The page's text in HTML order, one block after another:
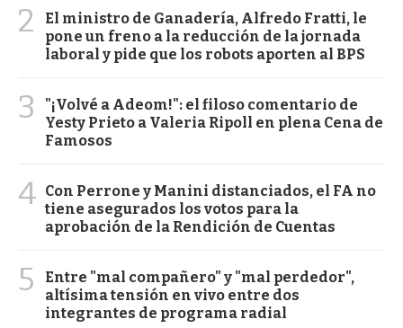
2
El ministro de Ganadería, Alfredo Fratti, le
pone un freno a la reducción de la jornada
laboral y pide que los robots aporten al BPS
3
"¡Volvé a Adeom!": el filoso comentario de
Yesty Prieto a Valeria Ripoll en plena Cena de
Famosos
4 Con Perrone y Manini distanciados, el FA no
tiene asegurados los votos para la
aprobación de la Rendición de Cuentas
5
Entre "mal compañero" y "mal perdedor",
altísima tensión en vivo entre dos
integrantes de programa radial